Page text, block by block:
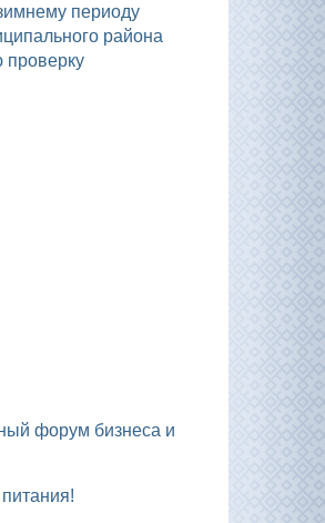
района
проверку